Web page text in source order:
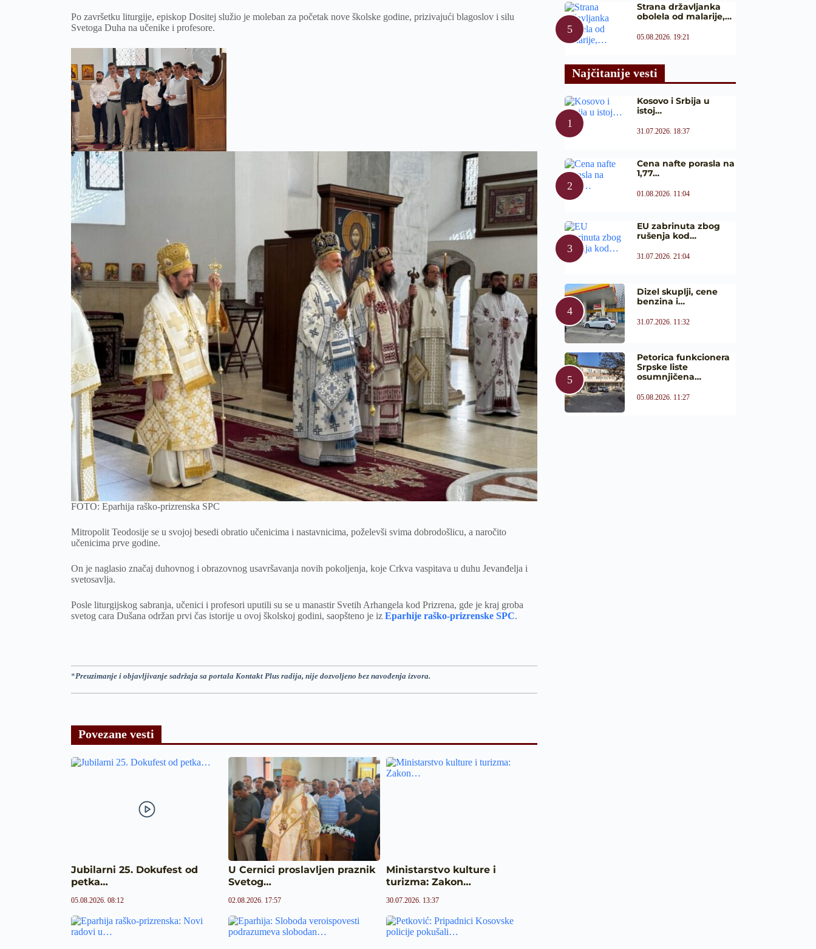
Po završetku liturgije, episkop Dositej služio je moleban za početak nove školske godine, prizivajući blagoslov i silu
Svetoga Duha na učenike i profesore.
FOTO: Eparhija raško-prizrenska SPC
Mitropolit Teodosije se u svojoj besedi obratio učenicima i nastavnicima, poželevši svima dobrodošlicu, a naročito
učenicima prve godine.
On je naglasio značaj duhovnog i obrazovnog usavršavanja novih pokoljenja, koje Crkva vaspitava u duhu Jevanđelja i
svetosavlja.
Posle liturgijskog sabranja, učenici i profesori uputili su se u manastir Svetih Arhangela kod Prizrena, gde je kraj groba
svetog cara Dušana održan prvi čas istorije u ovoj školskoj godini, saopšteno je iz Eparhije raško-prizrenske SPC.
*Preuzimanje i objavljivanje sadržaja sa portala Kontakt Plus radija, nije dozvoljeno bez navođenja izvora.
Povezane vesti
Jubilarni 25. Dokufest od
petka…
05.08.2026. 08:12
U Cer­nici proslavljen praznik
Svetog…
02.08.2026. 17:57
Ministarstvo kulture i
turizma: Zakon…
30.07.2026. 13:37
Strana državljanka
obolela od malarije,…
05.08.2026. 19:21
Najčitanije vesti
Kosovo i Srbija u
istoj…
31.07.2026. 18:37
Cena nafte porasla na
1,77…
01.08.2026. 11:04
EU zabrinuta zbog
rušenja kod…
31.07.2026. 21:04
Dizel skuplji, cene
benzina i…
31.07.2026. 11:32
Petorica funkcionera
Srpske liste
osumnjičena…
05.08.2026. 11:27